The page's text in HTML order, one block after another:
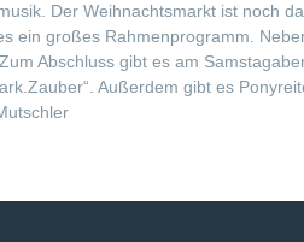
Der Weihnachtsmarkt ist noch
ein großes Rahmenprogramm.
Abschluss gibt es am
Außerdem gibt es